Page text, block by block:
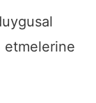
etmelerine